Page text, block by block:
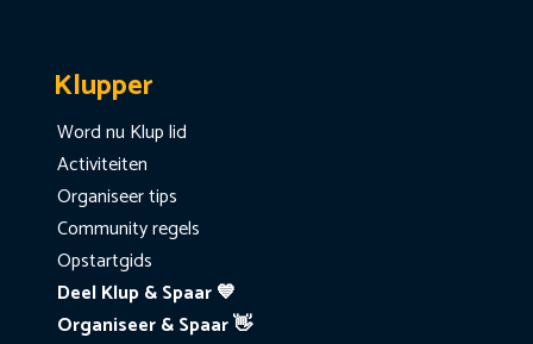
Klupper
Word nu Klup lid
Activiteiten
Organiseer tips
Community regels
Opstartgids
Deel Klup & Spaar 💙
Organiseer & Spaar 👋